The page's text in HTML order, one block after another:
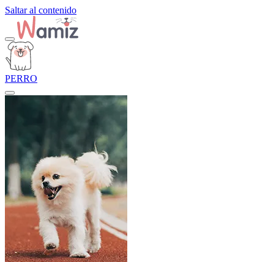
Saltar al contenido
PERRO